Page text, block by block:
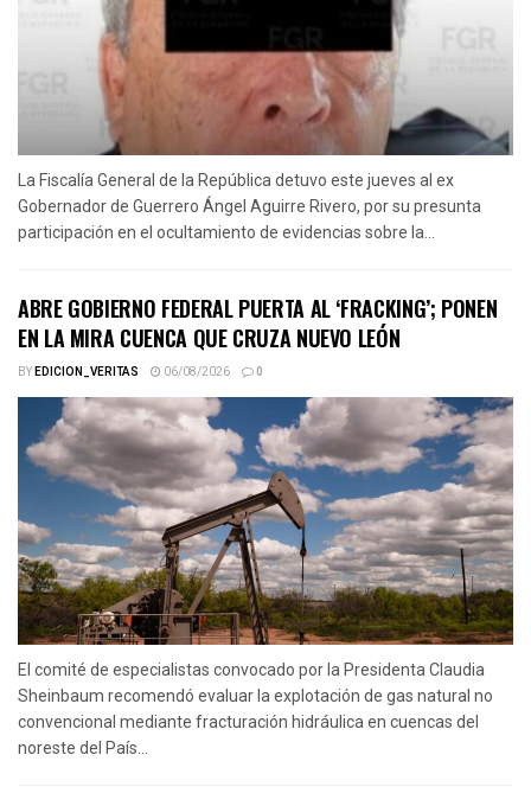
La Fiscalía General de la República detuvo este jueves al ex
Gobernador de Guerrero Ángel Aguirre Rivero, por su presunta
participación en el ocultamiento de evidencias sobre la...
ABRE GOBIERNO FEDERAL PUERTA AL ‘FRACKING’; PONEN
EN LA MIRA CUENCA QUE CRUZA NUEVO LEÓN
BYEDICION_VERITAS 06/08/2026 0
El comité de especialistas convocado por la Presidenta Claudia
Sheinbaum recomendó evaluar la explotación de gas natural no
convencional mediante fracturación hidráulica en cuencas del
noreste del País...